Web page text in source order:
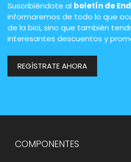
Suscribiéndote al boletín de
informaremos de todo lo que
de la bici, sino que también
interesantes descuentos y
REGÍSTRATE AHORA
COMPONENTES